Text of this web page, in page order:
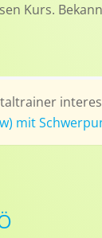
Kurs.
mit